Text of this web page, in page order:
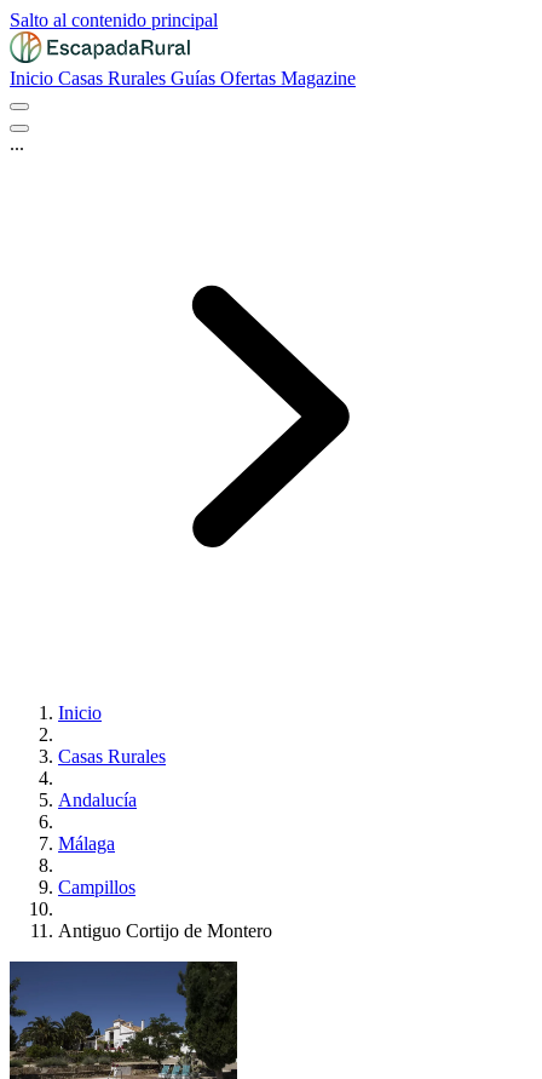
Salto al contenido principal
Inicio Casas Rurales Guías Ofertas Magazine
...
Inicio
Casas Rurales
Andalucía
Málaga
Campillos
Antiguo Cortijo de Montero